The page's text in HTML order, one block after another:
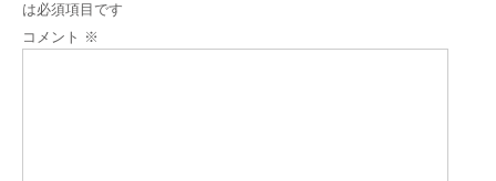
は必須項目です
コメント ※